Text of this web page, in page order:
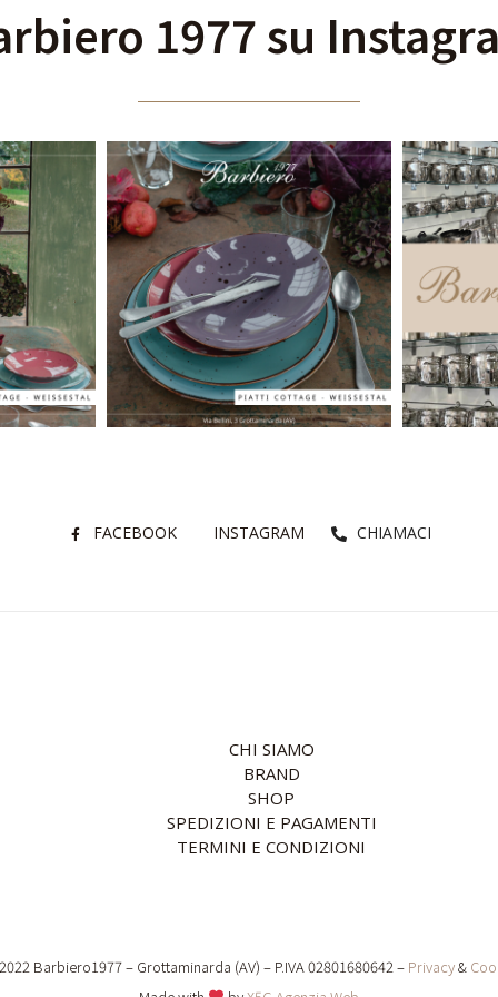
1977 su
FACEBOOK INSTAGRAM CHIAMACI
CHI SIAMO
BRAND
SHOP
SPEDIZIONI E PAGAMENTI
TERMINI E CONDIZIONI
Barbiero1977 – Grottaminarda (AV) – P.IVA 02801680642 – Privacy&